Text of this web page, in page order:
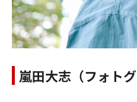
嵐田大志（フォトグ